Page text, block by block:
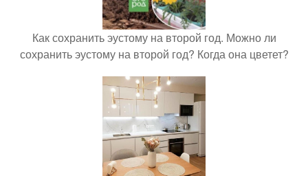
Как сохранить эустому на второй год. Можно ли
сохранить эустому на второй год? Когда она цветет?